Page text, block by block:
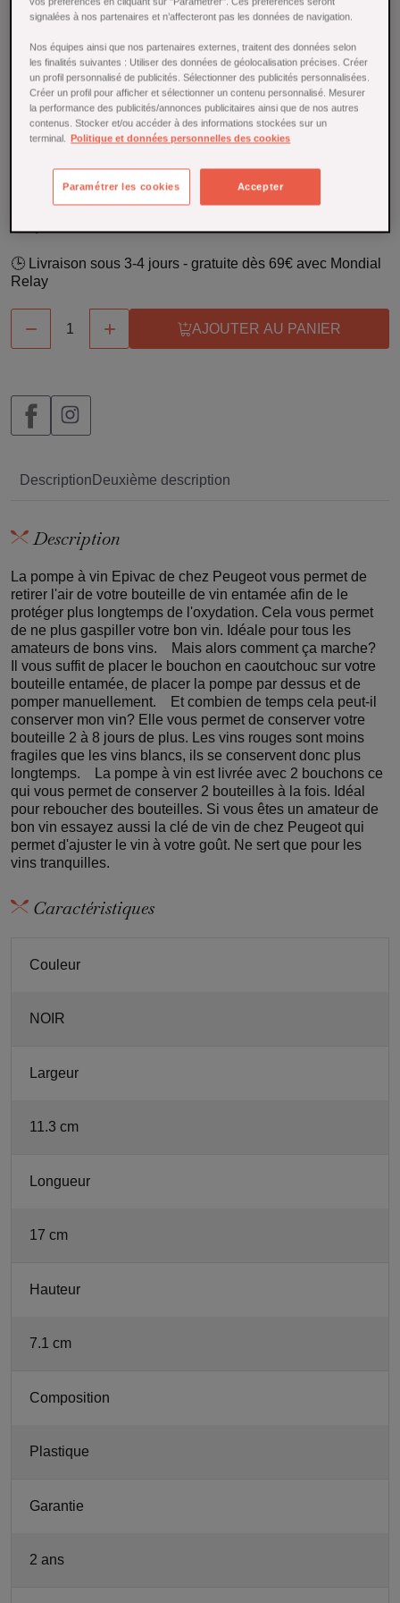
Référence : 27105
La pompe à vin Epivac de chez Peugeot vous permet de
retirer l'air de votre bouteille de vin entamée afin de le
protéger plus longtemps de l'oxydation. Cela vous permet
de ne plus gaspiller votre bon vin. Idéale pour tous les
amateurs de bons vins.
En savoir plus
En stock
🕒 Livraison sous 3-4 jours - gratuite dès 69€ avec Mondial
Relay
  AJOUTER AU PANIER
Description Deuxième description
Description
La pompe à vin Epivac de chez Peugeot vous permet de
retirer l'air de votre bouteille de vin entamée afin de le
protéger plus longtemps de l'oxydation. Cela vous permet
de ne plus gaspiller votre bon vin. Idéale pour tous les
amateurs de bons vins. Mais alors comment ça marche?
Il vous suffit de placer le bouchon en caoutchouc sur votre
bouteille entamée, de placer la pompe par dessus et de
pomper manuellement. Et combien de temps cela peut-il
conserver mon vin? Elle vous permet de conserver votre
bouteille 2 à 8 jours de plus. Les vins rouges sont moins
fragiles que les vins blancs, ils se conservent donc plus
longtemps. La pompe à vin est livrée avec 2 bouchons ce
qui vous permet de conserver 2 bouteilles à la fois. Idéal
pour reboucher des bouteilles. Si vous êtes un amateur de
bon vin essayez aussi la clé de vin de chez Peugeot qui
permet d'ajuster le vin à votre goût. Ne sert que pour les
vins tranquilles.
Caractéristiques
Couleur
NOIR
Largeur
11.3 cm
Longueur
17 cm
Hauteur
7.1 cm
Composition
Plastique
Garantie
2 ans
signalées à nos partenaires et n’affecteront pas les données de navigation.
Nos équipes ainsi que nos partenaires externes, traitent des données selon
les finalités suivantes : Utiliser des données de géolocalisation précises. Créer
un profil personnalisé de publicités. Sélectionner des publicités personnalisées.
Créer un profil pour afficher et sélectionner un contenu personnalisé. Mesurer
la performance des publicités/annonces publicitaires ainsi que de nos autres
contenus. Stocker et/ou accéder à des informations stockées sur un
terminal. Politique et données personnelles des cookies
Accepter
Paramétrer les cookies